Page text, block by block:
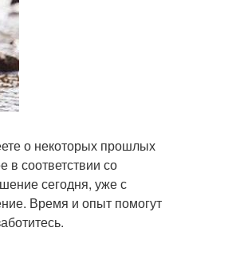
о некоторых прошлых
в соответствии со
сегодня, уже с
Время и опыт помогут